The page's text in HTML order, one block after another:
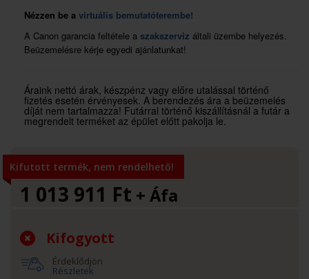
Nézzen be a virtuális bemutatóterembe!
A Canon garancia feltétele a szakszerviz általi üzembe helyezés.
Beüzemelésre kérje egyedi ajánlatunkat!
Áraink nettó árak, készpénz vagy előre utalással történő
fizetés esetén érvényesek. A berendezés ára a beüzemelés
díját nem tartalmazza! Futárral történő kiszállításnál a futár a
megrendelt terméket az épület előtt pakolja le.
Kifutott termék, nem rendelhető!
1 013 911 Ft + Áfa
Kifogyott
Érdeklődjön
Részletek